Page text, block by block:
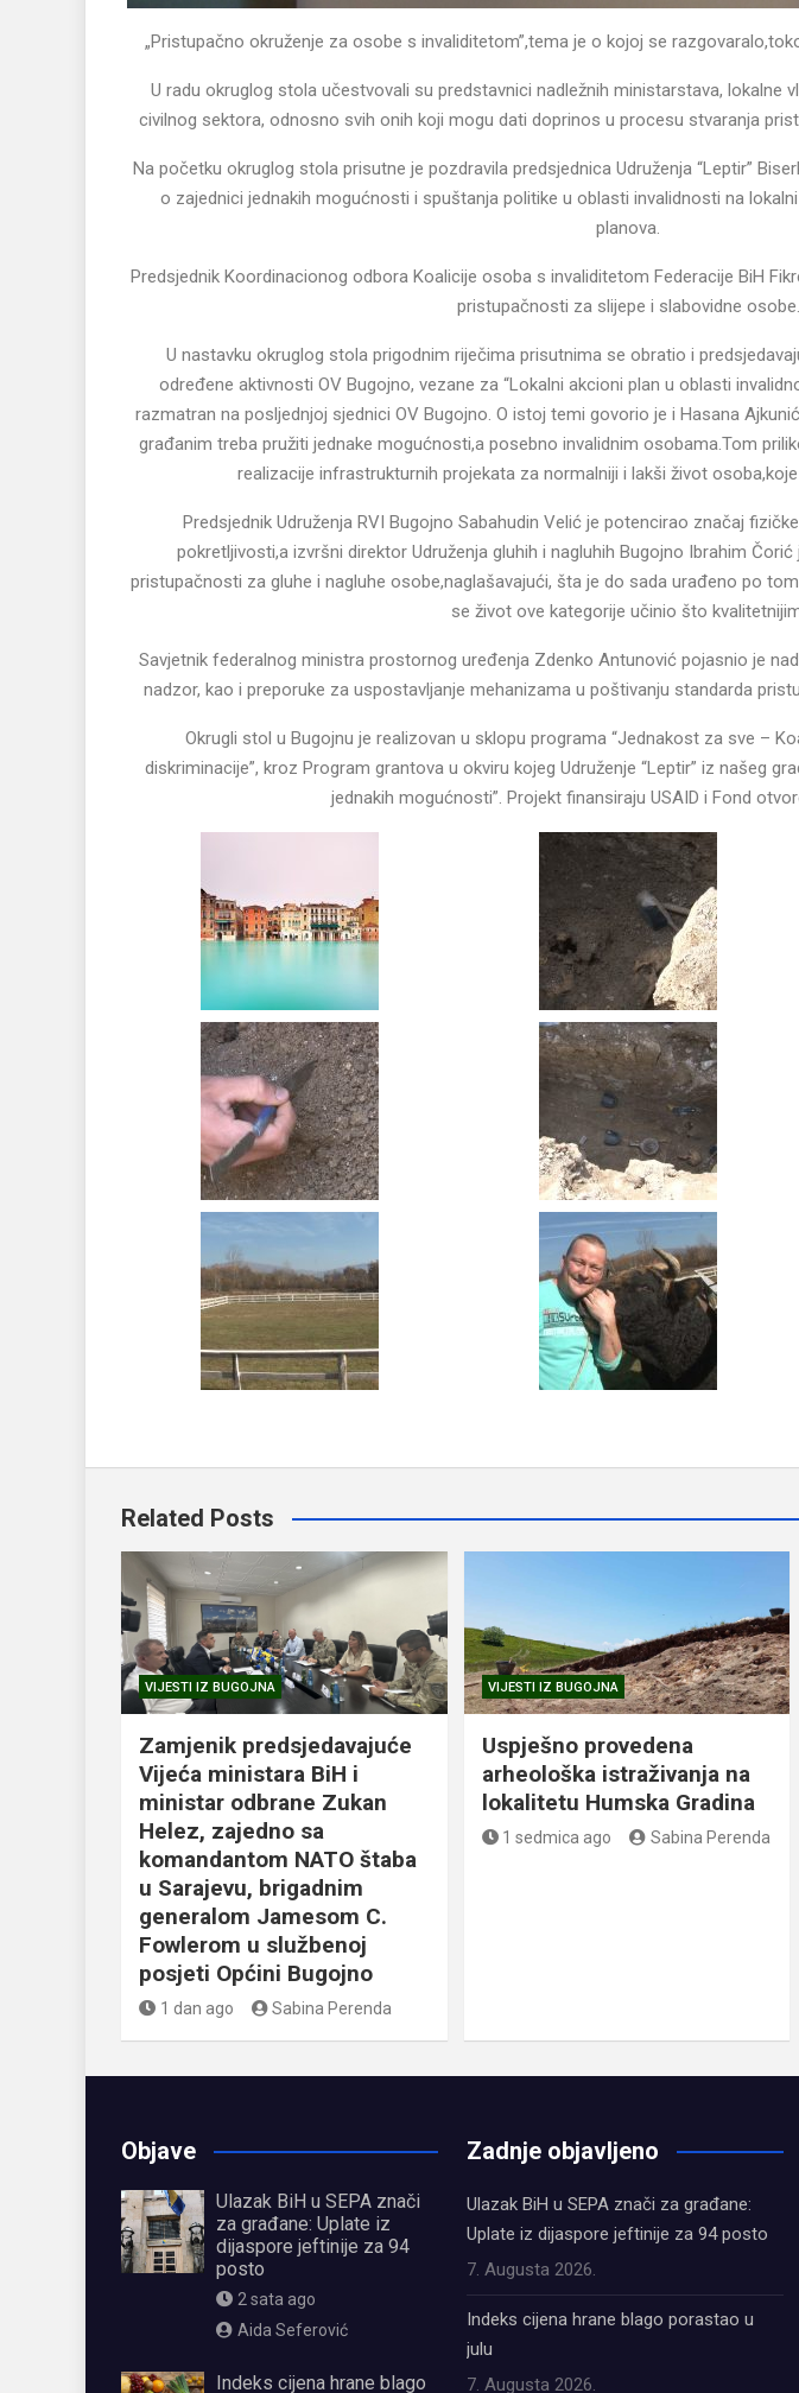
„Pristupačno okruženje za osobe s invaliditetom”,tema je o kojoj se
U radu okruglog stola učestvovali su predstavnici nadležnih ministarstava, lokalne
civilnog sektora, odnosno svih onih koji mogu dati doprinos u procesu stvaranja
Na početku okruglog stola prisutne je pozdravila predsjednica Udruženja “Leptir”
o zajednici jednakih mogućnosti i spuštanja politike u oblasti invalidnosti na
planova.
Predsjednik Koordinacionog odbora Koalicije osoba s invaliditetom Federacije BiH
pristupačnosti za slijepe i slabovidne osobe.
U nastavku okruglog stola prigodnim riječima prisutnima se obratio i
određene aktivnosti OV Bugojno, vezane za “Lokalni akcioni plan u oblasti
razmatran na posljednjoj sjednici OV Bugojno. O istoj temi govorio je i Hasana
građanim treba pružiti jednake mogućnosti,a posebno invalidnim osobama.Tom
realizacije infrastrukturnih projekata za normalniji i lakši život
Predsjednik Udruženja RVI Bugojno Sabahudin Velić je potencirao značaj
pokretljivosti,a izvršni direktor Udruženja gluhih i nagluhih Bugojno Ibrahim
pristupačnosti za gluhe i nagluhe osobe,naglašavajući, šta je do sada urađeno po
se život ove kategorije učinio što
Savjetnik federalnog ministra prostornog uređenja Zdenko Antunović pojasnio je
nadzor, kao i preporuke za uspostavljanje mehanizama u poštivanju standarda
Okrugli stol u Bugojnu je realizovan u sklopu programa “Jednakost za sve –
diskriminacije”, kroz Program grantova u okviru kojeg Udruženje “Leptir” iz našeg
jednakih mogućnosti”. Projekt finansiraju USAID i Fond
Related Posts
VIJESTI IZ BUGOJNA
Zamjenik predsjedavajuće
Vijeća ministara BiH i
ministar odbrane Zukan
Helez, zajedno sa
komandantom NATO štaba
u Sarajevu, brigadnim
generalom Jamesom C.
Fowlerom u službenoj
posjeti Općini Bugojno
1 dan ago Sabina Perenda
VIJESTI IZ BUGOJNA
Uspješno provedena
arheološka istraživanja na
lokalitetu Humska Gradina
1 sedmica ago Sabina Perenda
Objave
Ulazak BiH u SEPA znači
za građane: Uplate iz
dijaspore jeftinije za 94
posto
2 sata ago
Aida Seferović
Indeks cijena hrane blago
Zadnje objavljeno
Ulazak BiH u SEPA znači za građane:
Uplate iz dijaspore jeftinije za 94 posto
7. Augusta 2026.
Indeks cijena hrane blago porastao u
julu
7. Augusta 2026.